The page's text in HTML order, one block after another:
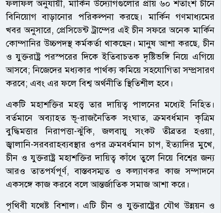
ফলাফল অনুযায়ী, মার্কিন উদ্যোগগুলোর প্রায় ৬০ শতাংশ চীনে
বিনিয়োগ বাড়ানোর পরিকল্পনা করছে। মার্কিন গণমাধ্যমের
খবর অনুসারে, প্রেসিডেন্ট ট্রাম্পের এই চীন সফরে অনেক মার্কিন
কোম্পানির উচ্চপদস্থ কর্মকর্তা থাকছেন। মানুষ আশা করছে, চীন
ও যুক্তরাষ্ট্র পরস্পরের দিকে ইতিবাচতক দৃষ্টিভঙ্গি নিয়ে এগিয়ে
আসবে; নিজেদের মধ্যকার পার্থক্য কমিয়ে সহযোগিতা সম্প্রসারণ
করবে; এবং এর ফলে বিশ্ব অর্থনীতি স্থিতিশীল হবে।
একটি মহাশক্তির মহত্ত্ব তার দায়িত্ব পালনের মধ্যেই নিহিত।
বর্তমানে অব্যাহত ভূ-রাজনৈতিক সংঘাত, ক্রমবর্ধমান কৃত্রিম
বুদ্ধিমত্তার নিরাপত্তা-ঝুঁকি, জলবায়ু সংকট তীব্রতর হওয়া,
জ্বালানি-সরবরাহব্যবস্থার ওপর ক্রমবর্ধমান চাপ, ইত্যাদির মুখে,
চীন ও যুক্তরাষ্ট্র মহাশক্তির দায়িত্ব কাঁধে তুলে নিয়ে বিশ্বের জন্য
আরও তাত্পর্যপূর্ণ, বাস্তবসম্মত ও কল্যাণকর কাজ সম্পাদনে
একসঙ্গে কাজ করবে বলে আন্তর্জাতিক সমাজ আশা করে।
পৃথিবী যথেষ্ট বিশাল। এটি চীন ও যুক্তরাষ্ট্রের যৌথ উন্নয়ন ও